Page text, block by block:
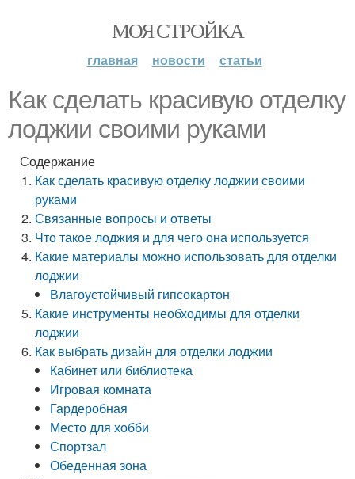
МОЯ СТРОЙКА
главная новости статьи
Как сделать красивую отделку
лоджии своими руками
Содержание
Как сделать красивую отделку лоджии своими
руками
Связанные вопросы и ответы
Что такое лоджия и для чего она используется
Какие материалы можно использовать для отделки
лоджии
Влагоустойчивый гипсокартон
Какие инструменты необходимы для отделки
лоджии
Как выбрать дизайн для отделки лоджии
Кабинет или библиотека
Игровая комната
Гардеробная
Место для хобби
Спортзал
Обеденная зона